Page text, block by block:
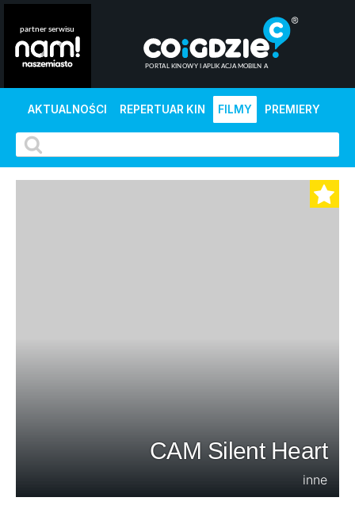
AKTUALNOŚCI REPERTUAR KIN FILMY PREMIERY
CAM Silent Heart
inne